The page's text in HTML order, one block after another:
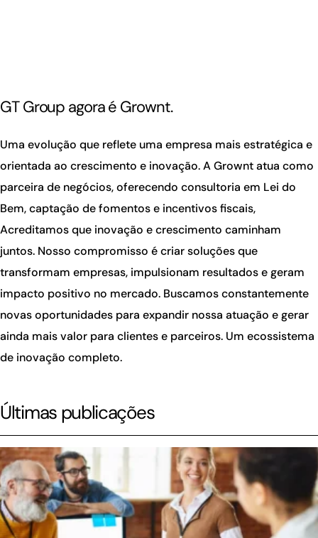
GT Group agora é Grownt.
Uma evolução que reflete uma empresa mais estratégica e
orientada ao crescimento e inovação. A Grownt atua como
parceira de negócios, oferecendo consultoria em Lei do
Bem, captação de fomentos e incentivos fiscais,
Acreditamos que inovação e crescimento caminham
juntos. Nosso compromisso é criar soluções que
transformam empresas, impulsionam resultados e geram
impacto positivo no mercado. Buscamos constantemente
novas oportunidades para expandir nossa atuação e gerar
ainda mais valor para clientes e parceiros. Um ecossistema
de inovação completo.
Últimas publicações